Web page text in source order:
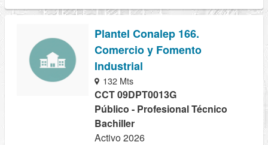
Plantel Conalep 166.
Comercio y Fomento
Industrial
132 Mts
CCT 09DPT0013G
Público - Profesional Técnico
Bachiller
Activo 2026